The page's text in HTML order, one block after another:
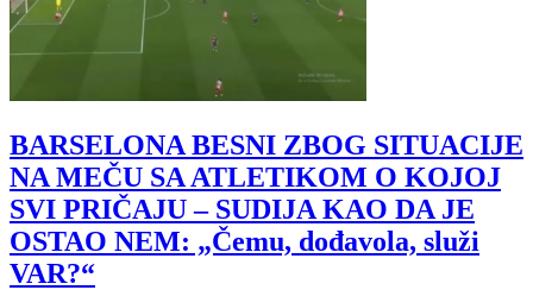
BARSELONA BESNI ZBOG SITUACIJE
NA MEČU SA ATLETIKOM O KOJOJ
SVI PRIČAJU – SUDIJA KAO DA JE
OSTAO NEM: „Čemu, dođavola, služi
VAR?“